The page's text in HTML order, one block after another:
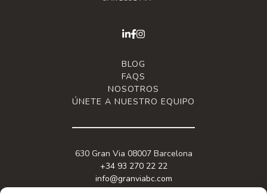
BLOG
FAQS
NOSOTROS
ÚNETE A NUESTRO EQUIPO
630 Gran Via 08007 Barcelona
+34 93 270 22 22
info@granviabc.com